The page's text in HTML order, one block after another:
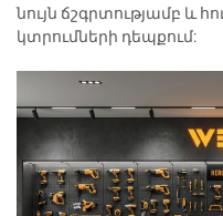
նույն ճշգրտությամբ և
կտրումների դեպքում: